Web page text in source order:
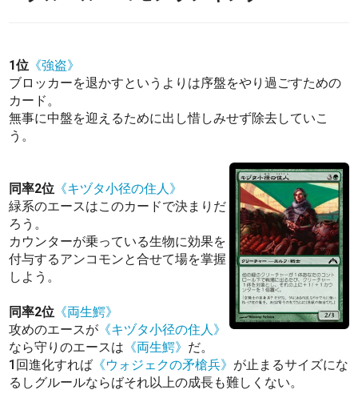
1位 《強盗》
ブロッカーを退かすというよりは序盤をやり過ごすための
カード。
無事に中盤を迎えるために出し惜しみせず除去していこ
う。
同率2位 《キヅタ小径の住人》
緑系のエースはこのカードで決まりだ
ろう。
カウンターが乗っている生物に効果を
付与するアンコモンと合せて場を掌握
しよう。
同率2位 《両生鰐》
攻めのエースが 《キヅタ小径の住人》
なら守りのエースは 《両生鰐》 だ。
1回進化すれば 《ウォジェクの矛槍兵》 が止まるサイズにな
るしグルールならばそれ以上の成長も難しくない。